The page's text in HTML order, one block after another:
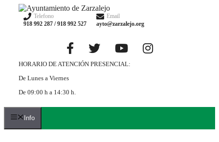
Saltar
contenido
Telefono
918 992 287 / 918 992 527
Email
ayto@zarzalejo.org
HORARIO DE ATENCIÓN PRESENCIAL:
De Lunes a Viernes
De 09:00 h a 14:30 h.
Info